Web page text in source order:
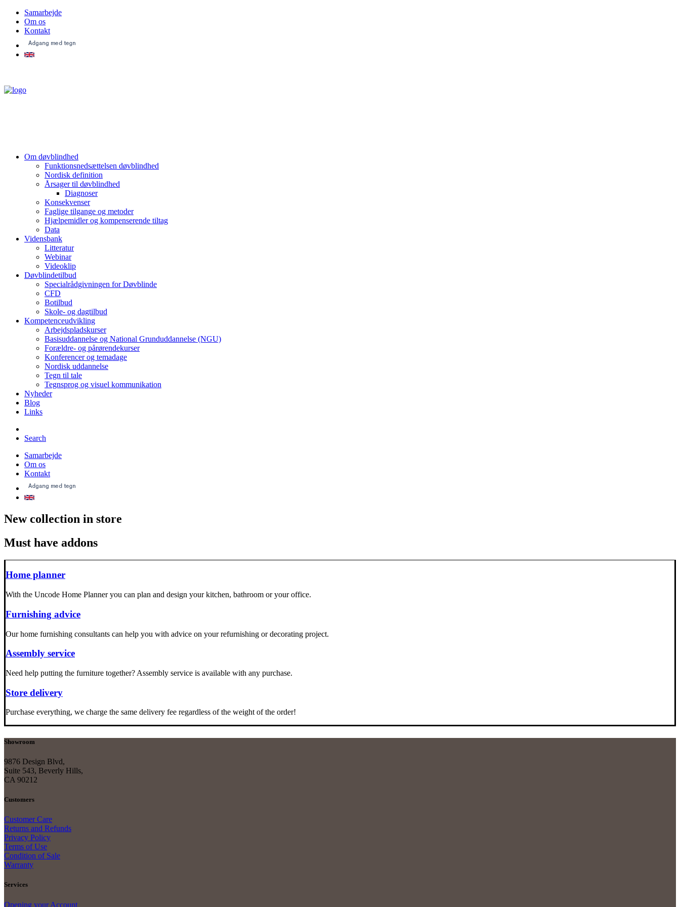
Samarbejde
Om os
Kontakt
Om døvblindhed
Funktionsnedsættelsen døvblindhed
Nordisk definition
Årsager til døvblindhed
Diagnoser
Konsekvenser
Faglige tilgange og metoder
Hjælpemidler og kompenserende tiltag
Data
Vidensbank
Litteratur
Webinar
Videoklip
Døvblindetilbud
Specialrådgivningen for Døvblinde
CFD
Botilbud
Skole- og dagtilbud
Kompetenceudvikling
Arbejdspladskurser
Basisuddannelse og National Grunduddannelse (NGU)
Forældre- og pårørendekurser
Konferencer og temadage
Nordisk uddannelse
Tegn til tale
Tegnsprog og visuel kommunikation
Nyheder
Blog
Links
Search
Samarbejde
Om os
Kontakt
New collection in store
Must have addons
Home planner
With the Uncode Home Planner you can plan and design your kitchen, bathroom or your office.
Furnishing advice
Our home furnishing consultants can help you with advice on your refurnishing or decorating project.
Assembly service
Need help putting the furniture together? Assembly service is available with any purchase.
Store delivery
Purchase everything, we charge the same delivery fee regardless of the weight of the order!
Showroom
9876 Design Blvd,
Suite 543, Beverly Hills,
CA 90212
Customers
Customer Care
Returns and Refunds
Privacy Policy
Terms of Use
Condition of Sale
Warranty
Services
Opening your Account